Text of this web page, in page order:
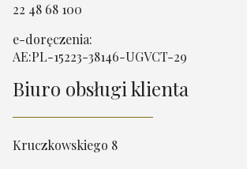
22 48 68 100
e-doręczenia:
AE:PL-15223-38146-UGVCT-29
Biuro obsługi klienta
Kruczkowskiego 8